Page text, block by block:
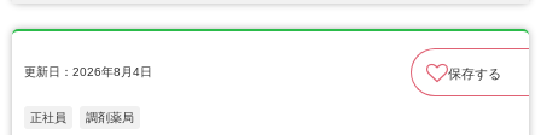
更新日：2026年8月4日 保存する
正社員 調剤薬局